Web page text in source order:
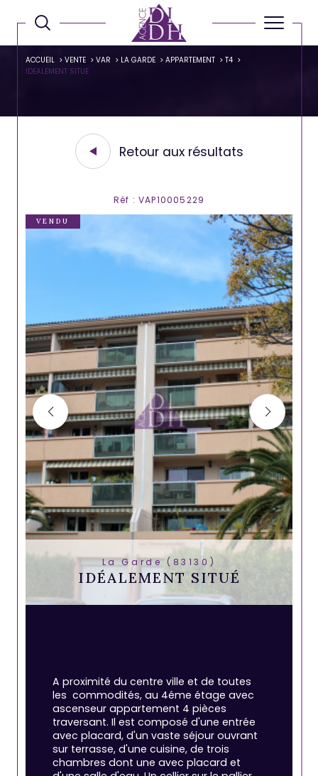
ACCUEIL VENTE VAR LA GARDE APPARTEMENT
T4
IDEALEMENT SITUE
Retour aux résultats
Réf : VAP10005229
VENDU
La Garde (83130)
IDÉALEMENT SITUÉ
A proximité du centre ville et de toutes
les  commodités, au 4éme étage avec
ascenseur appartement 4 pièces
traversant. Il est composé d'une entrée
avec placard, d'un vaste séjour ouvrant
sur terrasse, d'une cuisine, de trois
chambres dont une avec placard et